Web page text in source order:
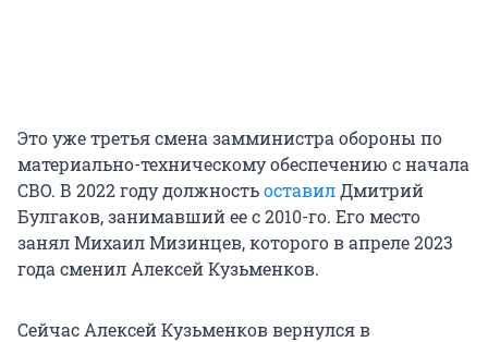
Это уже третья смена замминистра обороны по
материально-техническому обеспечению с начала
СВО. В 2022 году должностьоставилДмитрий
Булгаков, занимавший ее с 2010-го. Его место
занял Михаил Мизинцев, которого в апреле 2023
года сменил Алексей Кузьменков.
Сейчас Алексей Кузьменков вернулся в